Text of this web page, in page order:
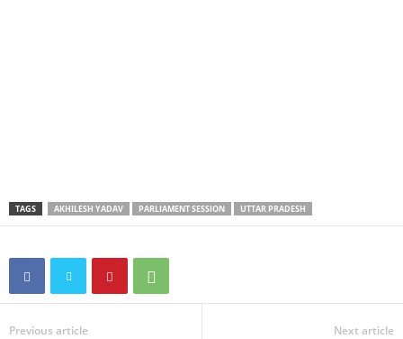
TAGS AKHILESH YADAV PARLIAMENT SESSION UTTAR PRADESH
Previous article Next article